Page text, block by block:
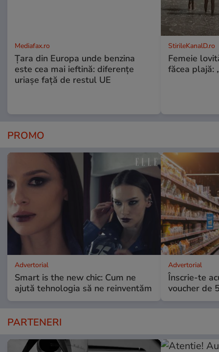
Mediafax.ro
Țara din Europa unde benzina
este cea mai ieftină: diferențe
uriașe față de restul UE
StirileKanalD.ro
Femeie
făcea plajă:
PROMO
Advertorial
Smart is the new chic: Cum ne
ajută tehnologia să ne reinventăm
Advertorial
Înscrie-te
voucher de
PARTENERI